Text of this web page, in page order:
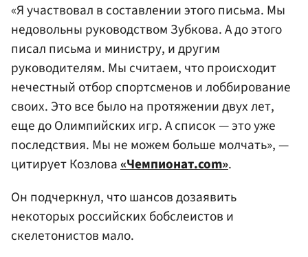
«Я участвовал в составлении этого письма. Мы
недовольны руководством Зубкова. А до этого
писал письма и министру, и другим
руководителям. Мы считаем, что происходит
нечестный отбор спортсменов и лоббирование
своих. Это все было на протяжении двух лет,
еще до Олимпийских игр. А список — это уже
последствия. Мы не можем больше молчать», —
цитирует Козлова«Чемпионат.com».
Он подчеркнул, что шансов дозаявить
некоторых российских бобслеистов и
скелетонистов мало.